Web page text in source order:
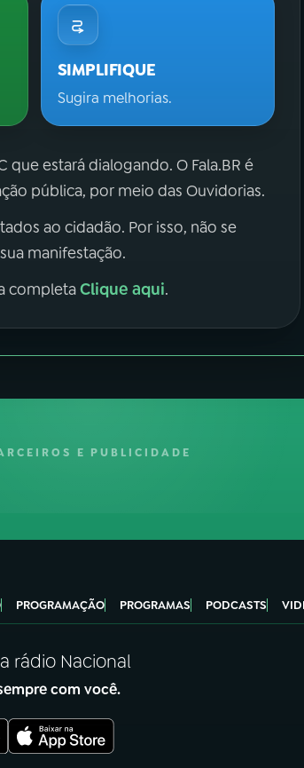
SIMPLIFIQUE
Sugira melhorias.
que estará dialogando. O Fala.BR é
pública, por meio das Ouvidorias.
ao cidadão. Por isso, não se
manifestação.
completaClique aqui.
E PUBLICIDADE
PROGRAMAÇÃO PROGRAMAS PODCASTS
rádio Nacional
com você.